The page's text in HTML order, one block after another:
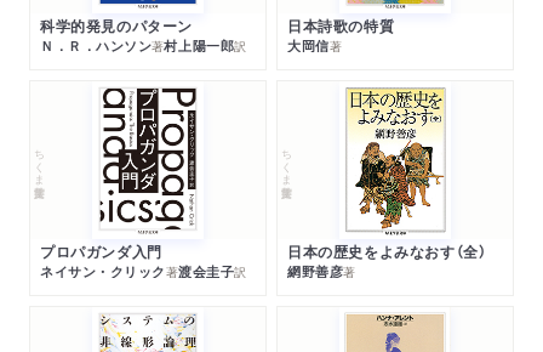
科学的発見のパターン
Ｎ．Ｒ．ハンソン著村上陽一郎訳
日本詩歌の特質
大岡信著
ちくま学芸文庫
プロパガンダ入門
ネイサン・クリック著渡会圭子訳
ちくま学芸文庫
日本の歴史をよみなおす（全）
網野善彦著